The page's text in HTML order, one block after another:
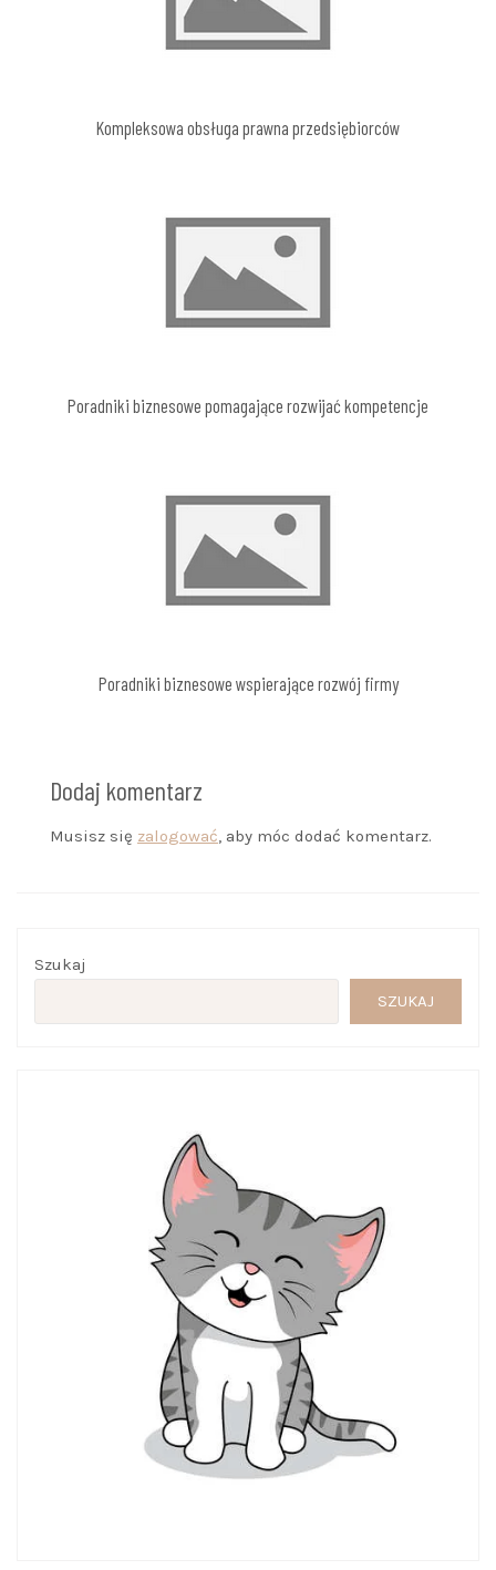
Kompleksowa obsługa prawna przedsiębiorców
Poradniki biznesowe pomagające rozwijać kompetencje
Poradniki biznesowe wspierające rozwój firmy
Dodaj komentarz
Musisz się zalogować , aby móc dodać komentarz.
Szukaj
SZUKAJ